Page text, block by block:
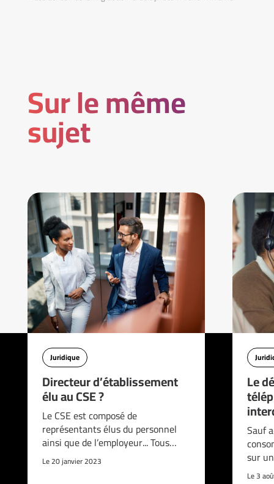
Sur le même
sujet
Juridique
Directeur d’établissement
élu au CSE ?
Le CSE est composé de
représentants élus du personnel
ainsi que de l’employeur... Tous…
Le 20 janvier 2023
Le
Sauf
sur
Le 3